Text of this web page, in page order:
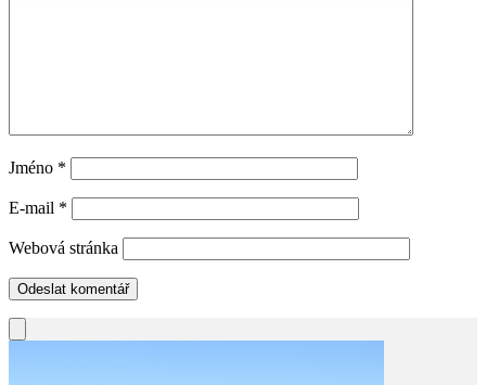
Jméno *
E-mail *
Webová stránka